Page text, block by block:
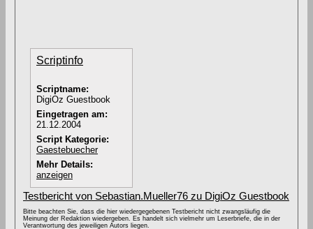
Scriptinfo
Scriptname:
DigiOz Guestbook
Eingetragen am:
21.12.2004
Script Kategorie:
Gaestebuecher
Mehr Details:
anzeigen
Testbericht von Sebastian.Mueller76 zu DigiOz Guestbook
Bitte beachten Sie, dass die hier wiedergegebenen Testbericht nicht zwangsläufig die
Meinung der Redaktion wiedergeben. Es handelt sich vielmehr um Leserbriefe, die in der
Verantwortung des jeweiligen Autors liegen.